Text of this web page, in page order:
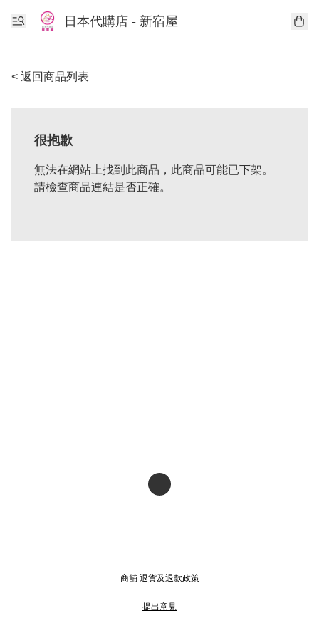
日本代購店 - 新宿屋
< 返回商品列表
很抱歉
無法在網站上找到此商品，此商品可能已下架。
請檢查商品連結是否正確。
商舖 退貨及退款政策
提出意見